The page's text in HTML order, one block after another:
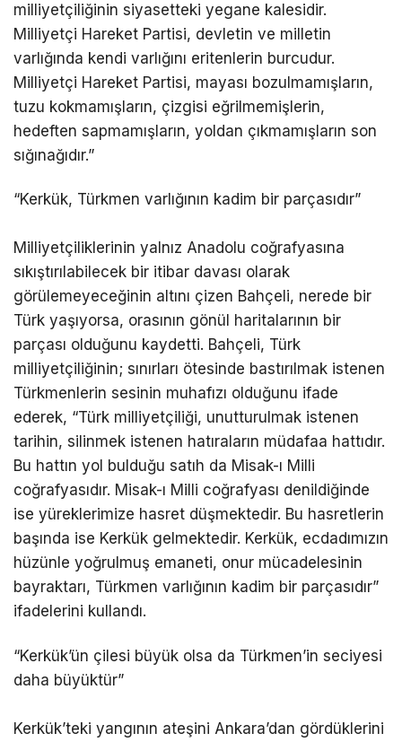
milliyetçiliğinin siyasetteki yegane kalesidir.
Milliyetçi Hareket Partisi, devletin ve milletin
varlığında kendi varlığını eritenlerin burcudur.
Milliyetçi Hareket Partisi, mayası bozulmamışların,
tuzu kokmamışların, çizgisi eğrilmemişlerin,
hedeften sapmamışların, yoldan çıkmamışların son
sığınağıdır.”
“Kerkük, Türkmen varlığının kadim bir parçasıdır”
Milliyetçiliklerinin yalnız Anadolu coğrafyasına
sıkıştırılabilecek bir itibar davası olarak
görülemeyeceğinin altını çizen Bahçeli, nerede bir
Türk yaşıyorsa, orasının gönül haritalarının bir
parçası olduğunu kaydetti. Bahçeli, Türk
milliyetçiliğinin; sınırları ötesinde bastırılmak istenen
Türkmenlerin sesinin muhafızı olduğunu ifade
ederek, “Türk milliyetçiliği, unutturulmak istenen
tarihin, silinmek istenen hatıraların müdafaa hattıdır.
Bu hattın yol bulduğu satıh da Misak-ı Milli
coğrafyasıdır. Misak-ı Milli coğrafyası denildiğinde
ise yüreklerimize hasret düşmektedir. Bu hasretlerin
başında ise Kerkük gelmektedir. Kerkük, ecdadımızın
hüzünle yoğrulmuş emaneti, onur mücadelesinin
bayraktarı, Türkmen varlığının kadim bir parçasıdır”
ifadelerini kullandı.
“Kerkük’ün çilesi büyük olsa da Türkmen’in seciyesi
daha büyüktür”
Kerkük’teki yangının ateşini Ankara’dan gördüklerini